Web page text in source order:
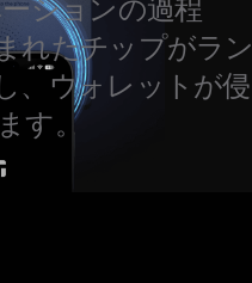
ションの過程
れたチップがラン
、ウォレットが侵
す。